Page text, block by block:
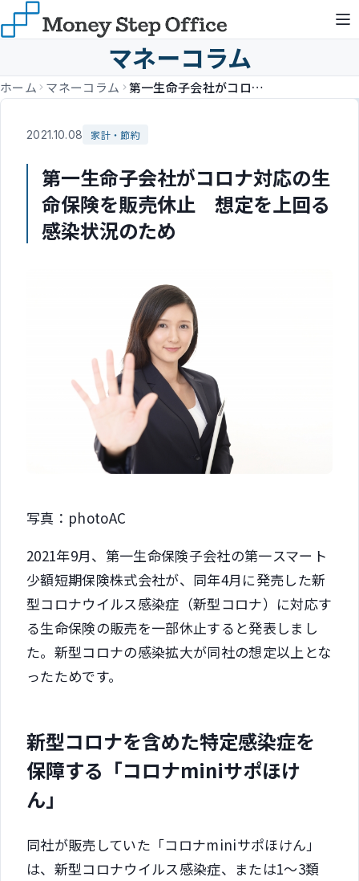
マネーコラム
ホーム マネーコラム 第一生命子会社がコロナ対応の生命保険を販売休止 想定を上回る感染状況のため
2021.10.08 家計・節約
第一生命子会社がコロナ対応の生
命保険を販売休止 想定を上回る
感染状況のため
写真：photoAC
2021年9月、第一生命保険子会社の第一スマート
少額短期保険株式会社が、同年4月に発売した新
型コロナウイルス感染症（新型コロナ）に対応す
る生命保険の販売を一部休止すると発表しまし
た。新型コロナの感染拡大が同社の想定以上とな
ったためです。
新型コロナを含めた特定感染症を
保障する「コロナminiサポほけ
ん」
同社が販売していた「コロナminiサポほけん」
は、新型コロナウイルス感染症、または1～3類